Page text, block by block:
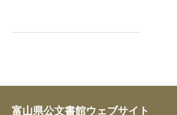
富山県公文書館ウェブサイト